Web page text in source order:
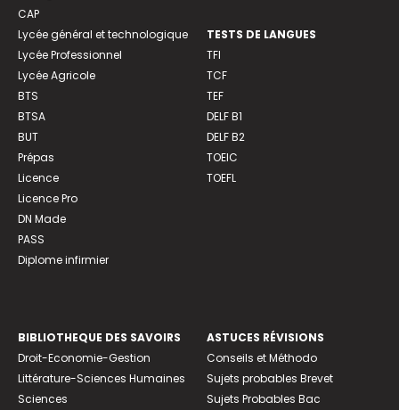
CAP
Lycée général et technologique
Lycée Professionnel
Lycée Agricole
BTS
BTSA
BUT
Prépas
Licence
Licence Pro
DN Made
PASS
Diplome infirmier
TESTS DE LANGUES
TFI
TCF
TEF
DELF B1
DELF B2
TOEIC
TOEFL
BIBLIOTHEQUE DES SAVOIRS
Droit-Economie-Gestion
Littérature-Sciences Humaines
Sciences
ASTUCES RÉVISIONS
Conseils et Méthodo
Sujets probables Brevet
Sujets Probables Bac